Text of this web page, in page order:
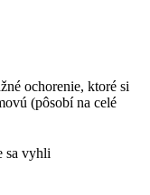
ochorenie, ktoré si
(pôsobí na celé
sa vyhli